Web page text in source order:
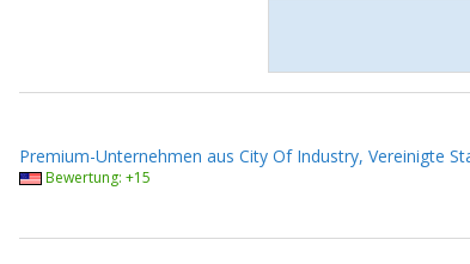
Premium-Unternehmen aus City Of Industry, Vereinigte
Bewertung: +15